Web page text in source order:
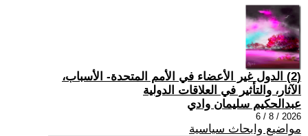
(2) الدول غير الأعضاء في الأمم المتحدة- الأسباب،
الآثار، والتأثير في العلاقات الدولية
عبدالحكيم سليمان وادي
2026 / 8 / 6
مواضيع وابحاث سياسية